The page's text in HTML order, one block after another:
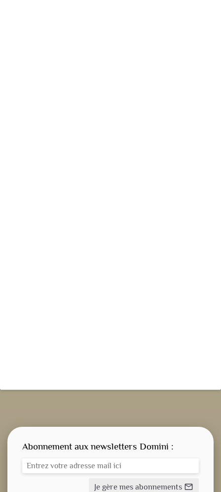
Abonnement aux newsletters Domini :
Je gère mes abonnements mail_outline